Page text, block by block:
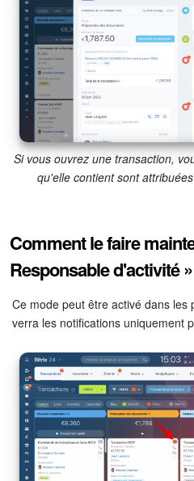
Espace des ventes
CRM + Boutique en ligne
Marketing
Entreprise
Market (Applications)
Paramètres
Widget de l'employé
Réseau de succursales
Bitrix24 Messenger
Questions générales
Si vous ouvrez une transaction,
qu'elle contient sont
Comment le faire
Responsable d'activité »
Ce mode peut être activé dans
verra les notifications uniquement